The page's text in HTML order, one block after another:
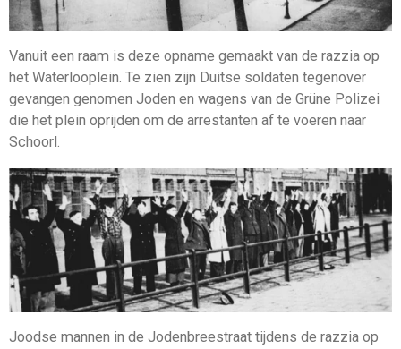
Vanuit een raam is deze opname gemaakt van de razzia op
het Waterlooplein. Te zien zijn Duitse soldaten tegenover
gevangen genomen Joden en wagens van de Grüne Polizei
die het plein oprijden om de arrestanten af te voeren naar
Schoorl.
Joodse mannen in de Jodenbreestraat tijdens de razzia op